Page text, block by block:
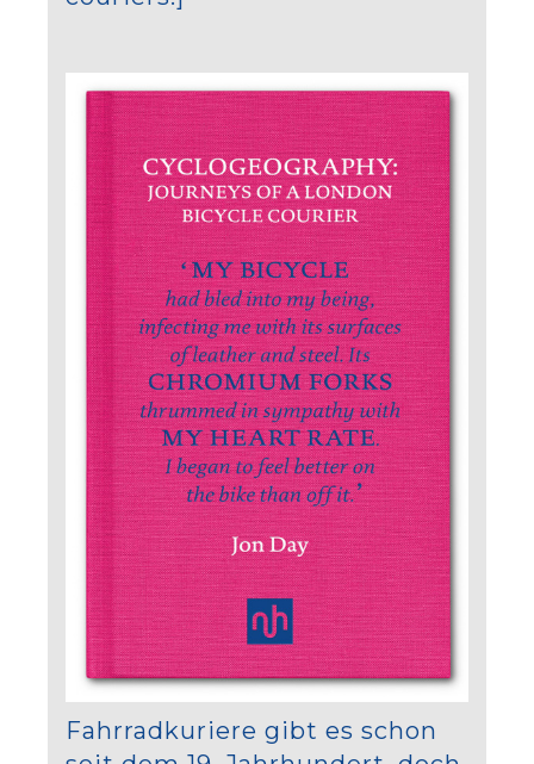
Fahrradkuriere gibt es schon